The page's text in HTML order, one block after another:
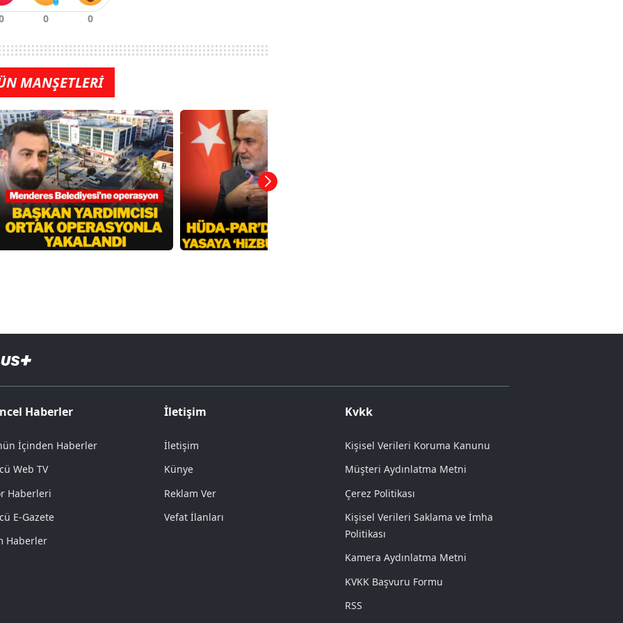
MANŞETLERİ
Haberler
İçinden Haberler
Web TV
Haberleri
E-Gazete
Haberler
İletişim
İletişim
Künye
Reklam Ver
Vefat İlanları
Kvkk
Kişisel Verileri Koruma Kanunu
Müşteri Aydınlatma Metni
Çerez Politikası
Kişisel Verileri Saklama ve İmha
Politikası
Kamera Aydınlatma Metni
KVKK Başvuru Formu
RSS